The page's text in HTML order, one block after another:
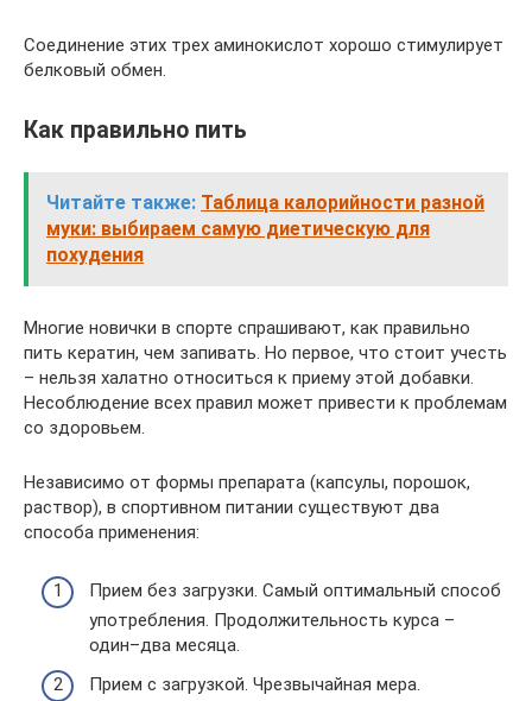
Соединение этих трех аминокислот хорошо стимулирует
белковый обмен.
Как правильно пить
Читайте также: Таблица калорийности разной
муки: выбираем самую диетическую для
похудения
Многие новички в спорте спрашивают, как правильно
пить кератин, чем запивать. Но первое, что стоит учесть
– нельзя халатно относиться к приему этой добавки.
Несоблюдение всех правил может привести к проблемам
со здоровьем.
Независимо от формы препарата (капсулы, порошок,
раствор), в спортивном питании существуют два
способа применения:
Прием без загрузки. Самый оптимальный способ
употребления. Продолжительность курса –
один–два месяца.
Прием с загрузкой. Чрезвычайная мера.